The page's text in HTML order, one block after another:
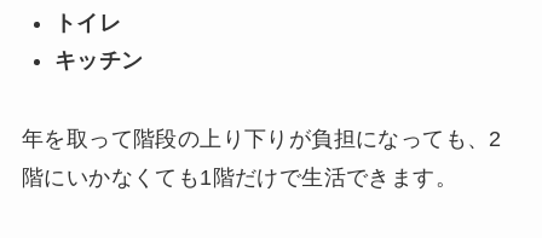
トイレ
キッチン
年を取って階段の上り下りが負担になっても、2
階にいかなくても1階だけで生活できます。